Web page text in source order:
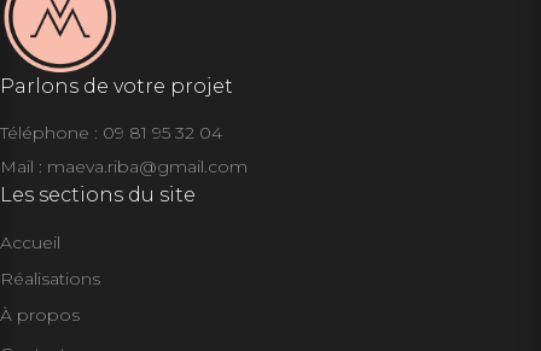
Parlons de votre projet
Téléphone : 09 81 95 32 04
Mail : maeva.riba@gmail.com
Les sections du site
Accueil
Réalisations
À propos